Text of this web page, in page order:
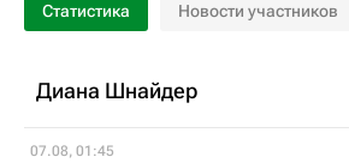
Статистика Новости участников
Диана Шнайдер
07.08, 01:45